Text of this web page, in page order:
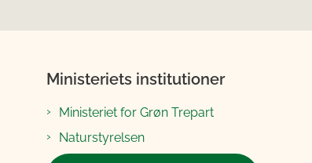
Ministeriets institutioner
Ministeriet for Grøn Trepart
Naturstyrelsen